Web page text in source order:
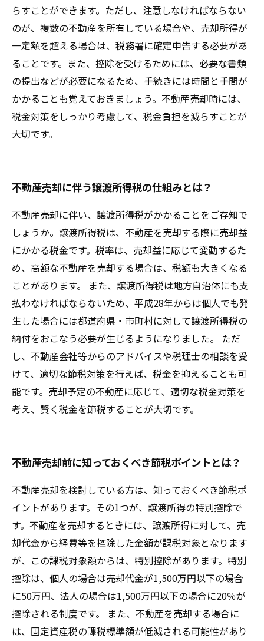
らすことができます。ただし、注意しなければならない
のが、複数の不動産を所有している場合や、売却所得が
一定額を超える場合は、税務署に確定申告する必要があ
ることです。また、控除を受けるためには、必要な書類
の提出などが必要になるため、手続きには時間と手間が
かかることも覚えておきましょう。不動産売却時には、
税金対策をしっかり考慮して、税金負担を減らすことが
大切です。
不動産売却に伴う譲渡所得税の仕組みとは？
不動産売却に伴い、譲渡所得税がかかることをご存知で
しょうか。譲渡所得税は、不動産を売却する際に売却益
にかかる税金です。税率は、売却益に応じて変動するた
め、高額な不動産を売却する場合は、税額も大きくなる
ことがあります。 また、譲渡所得税は地方自治体にも支
払わなければならないため、平成28年からは個人でも発
生した場合には都道府県・市町村に対して譲渡所得税の
納付をおこなう必要が生じるようになりました。 ただ
し、不動産会社等からのアドバイスや税理士の相談を受
けて、適切な節税対策を行えば、税金を抑えることも可
能です。売却予定の不動産に応じて、適切な税金対策を
考え、賢く税金を節税することが大切です。
不動産売却前に知っておくべき節税ポイントとは？
不動産売却を検討している方は、知っておくべき節税ポ
イントがあります。その1つが、譲渡所得の特別控除で
す。不動産を売却するときには、譲渡所得に対して、売
却代金から経費等を控除した金額が課税対象となります
が、この課税対象額からは、特別控除があります。特別
控除は、個人の場合は売却代金が1,500万円以下の場合
に50万円、法人の場合は1,500万円以下の場合に20％が
控除される制度です。 また、不動産を売却する場合に
は、固定資産税の課税標準額が低減される可能性があり